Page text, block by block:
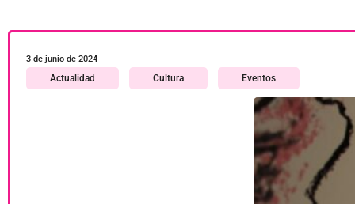
3 de junio de 2024
Actualidad Cultura Eventos